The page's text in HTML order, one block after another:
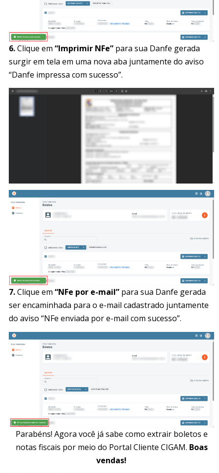
6.Clique em “Imprimir NFe” para sua Danfe gerada
surgir em tela em uma nova aba juntamente do aviso
“Danfe impressa com sucesso”.
7.Clique em “NFe por e-mail” para sua Danfe gerada
ser encaminhada para o e-mail cadastrado juntamente
do aviso “NFe enviada por e-mail com sucesso”.
Parabéns! Agora você já sabe como extrair boletos e
notas fiscais por meio do Portal Cliente CIGAM. Boas
vendas!